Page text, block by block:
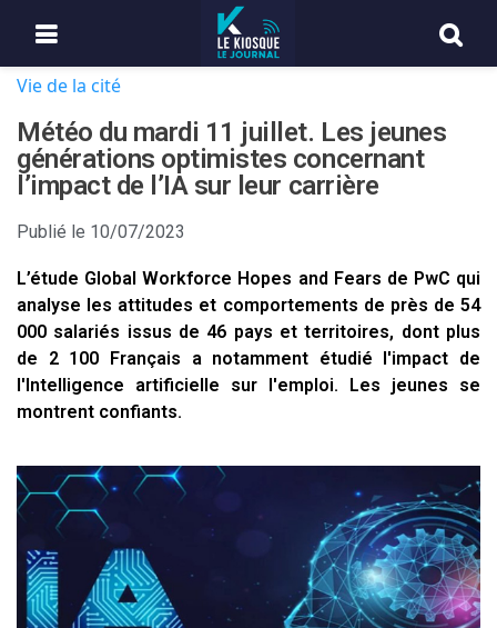
Vie de la cité
Météo du mardi 11 juillet. Les jeunes
générations optimistes concernant
l’impact de l’IA sur leur carrière
Publié le 10/07/2023
L’étude Global Workforce Hopes and Fears de PwC qui
analyse les attitudes et comportements de près de 54
000 salariés issus de 46 pays et territoires, dont plus
de 2 100 Français a notamment étudié l'impact de
l'Intelligence artificielle sur l'emploi. Les jeunes se
montrent confiants.